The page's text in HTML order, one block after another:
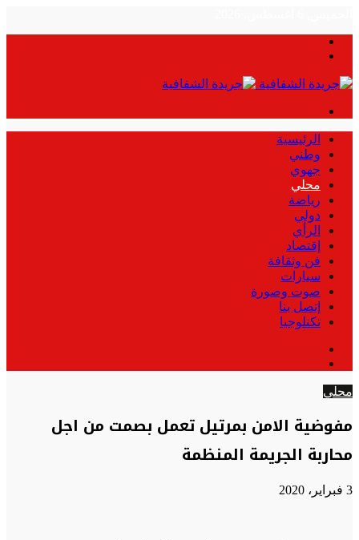
الرئيسية
وطني
جهوي
محلي
رياضة
دولي
الرأي
إقتصاد
فن وثقافة
سيارات
صوت وصورة
إتصل بنا
تكنلوجيا
محلي
مفوضية الامن بمرتيل تعمل بصمت من اجل
محاربة الجريمة المنظمة
3 فبراير، 2020